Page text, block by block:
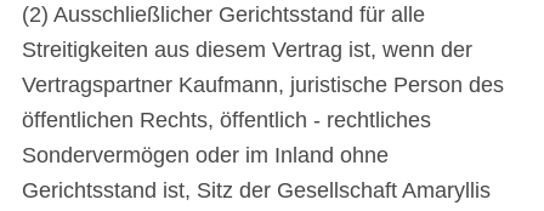
(2) Ausschließlicher Gerichtsstand für alle
Streitigkeiten aus diesem Vertrag ist, wenn der
Vertragspartner Kaufmann, juristische Person des
öffentlichen Rechts, öffentlich - rechtliches
Sondervermögen oder im Inland ohne
Gerichtsstand ist, Sitz der Gesellschaft Amaryllis